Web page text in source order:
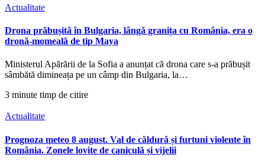
Actualitate
Drona prăbușită în Bulgaria, lângă granița cu România, era o
dronă-momeală de tip Maya
Ministerul Apărării de la Sofia a anunțat că drona care s-a prăbușit
sâmbătă dimineața pe un câmp din Bulgaria, la…
3 minute timp de citire
Actualitate
Prognoza meteo 8 august. Val de căldură și furtuni violente în
România. Zonele lovite de caniculă și vijelii